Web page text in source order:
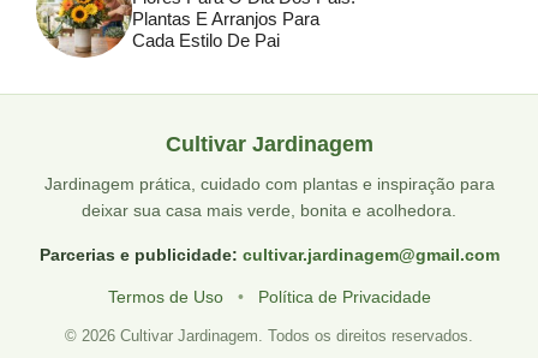
Plantas E Arranjos Para
Cada Estilo De Pai
Cultivar Jardinagem
Jardinagem prática, cuidado com plantas e inspiração para
deixar sua casa mais verde, bonita e acolhedora.
Parcerias e publicidade: cultivar.jardinagem@gmail.com
Termos de Uso • Política de Privacidade
© 2026 Cultivar Jardinagem. Todos os direitos reservados.